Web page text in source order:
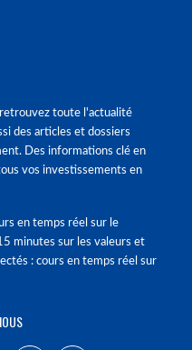
toute l'actualité
des articles et dossiers
Des informations clé en
vos investissements en
en temps réel sur le
minutes sur les valeurs et
: cours en temps réel sur